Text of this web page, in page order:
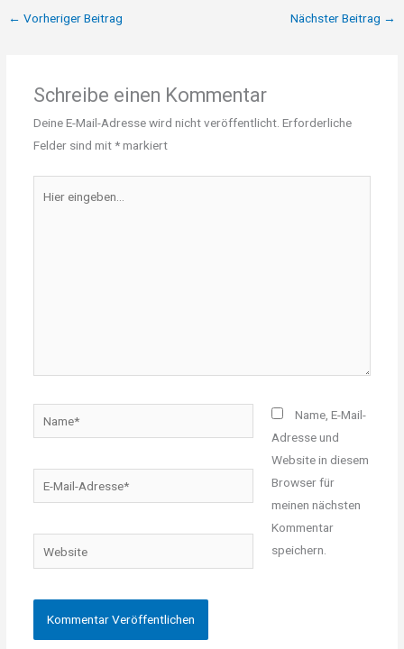
← Vorheriger Beitrag Nächster Beitrag →
Schreibe einen Kommentar
Deine E-Mail-Adresse wird nicht veröffentlicht. Erforderliche
Felder sind mit*markiert
eingeben…
Mail-
Website
Name, E-Mail-
Adresse und
Website in diesem
Browser für
meinen nächsten
Kommentar
speichern.